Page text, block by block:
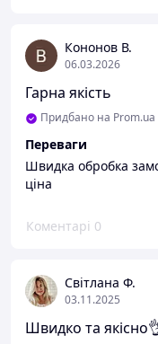
Кононов В.
06.03.2026
Гарна якість
Придбано на Prom.ua
Переваги
Швидка обробка
ціна
Коментарі 0
Світлана Ф.
03.11.2025
Швидко та